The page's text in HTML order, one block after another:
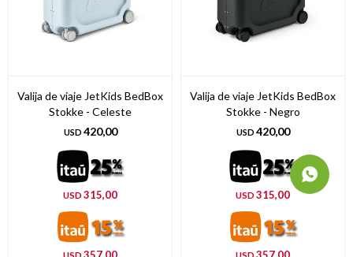
Valija de viaje JetKids BedBox
Stokke - Celeste
USD 420,00
USD 315,00
USD
Valija de viaje JetKids BedBox
Stokke - Negro
USD 420,00
USD 315,00
USD